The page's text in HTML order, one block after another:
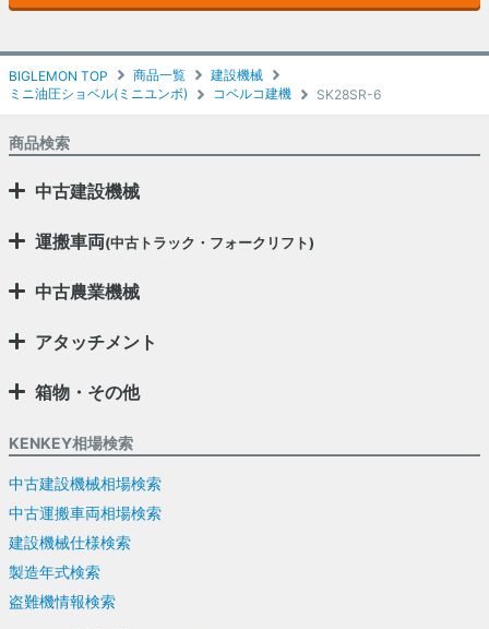
BIGLEMON TOP 商品一覧
建設機械
ミニ油圧ショベル(ミニユンボ)
コベルコ建機 SK28SR-6
商品検索
中古建設機械
運搬車両(中古トラック・フォークリフト)
中古農業機械
アタッチメント
箱物・その他
KENKEY相場検索
中古建設機械相場検索
中古運搬車両相場検索
建設機械仕様検索
製造年式検索
盗難機情報検索